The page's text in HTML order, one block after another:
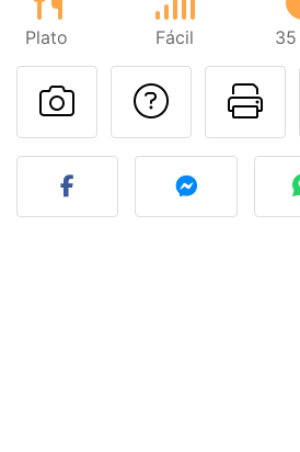
Plato Fácil 35
Publicar la